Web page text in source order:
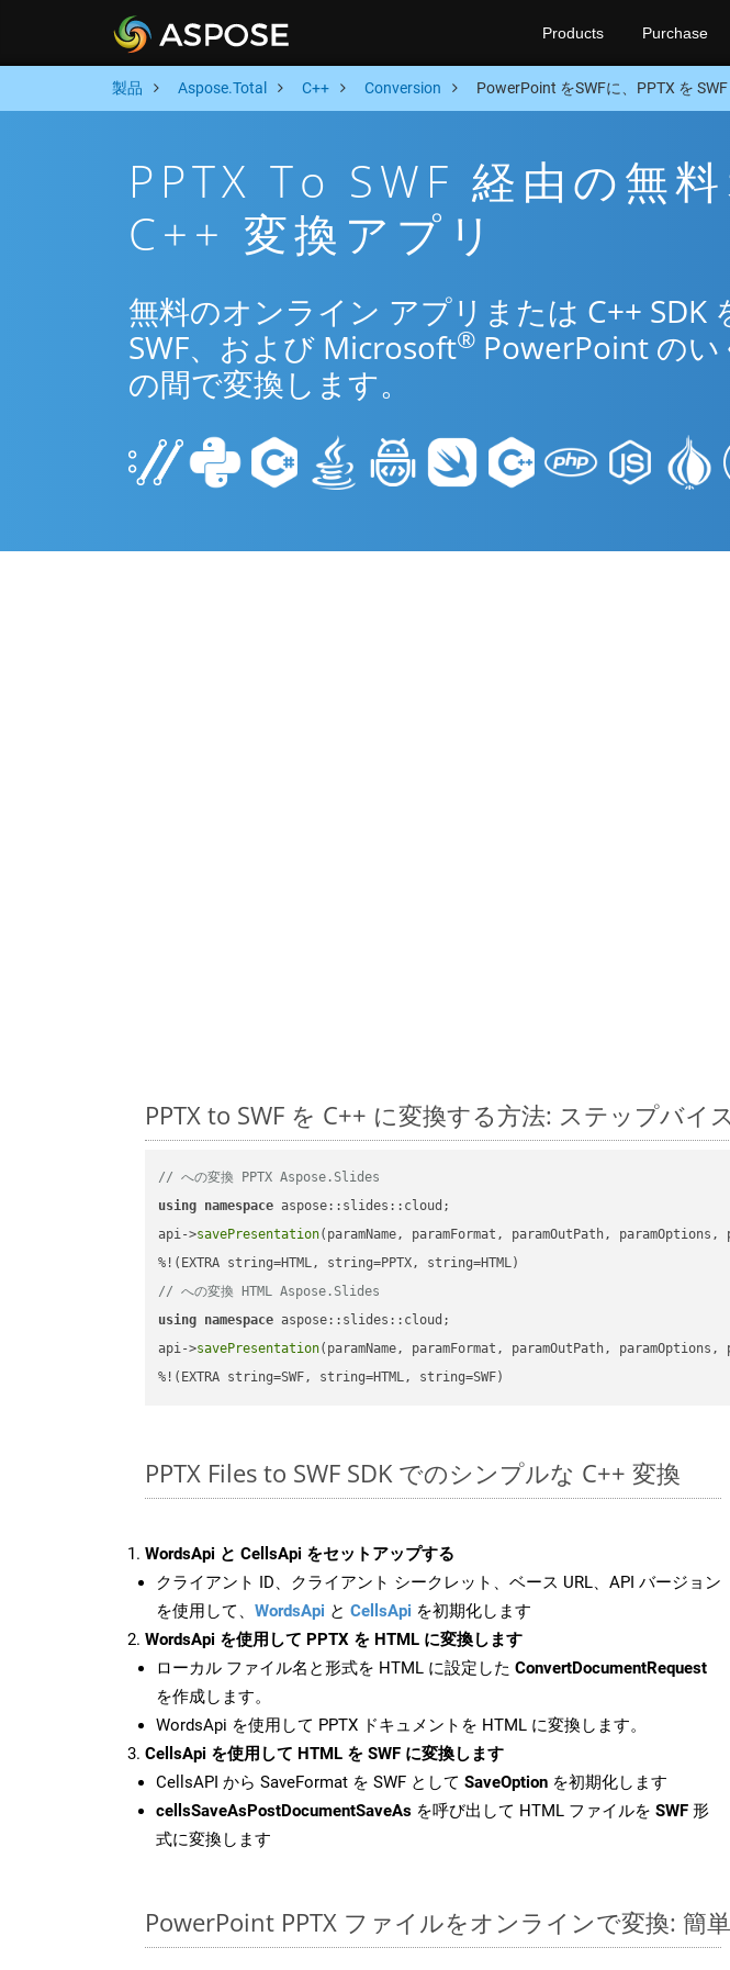
Products Purchase
製品 Aspose.Total C++ Conversion PowerPoint をSWFに、PPTX を
PPTX To SWF 経由の無
C++ 変換アプリ
無料のオンライン アプリまたは C++ SDK
SWF、および Microsoft® PowerPoint の
の間で変換します。
PPTX to SWF を C++ に変換する方法: ステップバイ
// への変換 PPTX Aspose.Slides
using namespace aspose::slides::cloud;
api->savePresentation(paramName, paramFormat, paramOutPath,
// への変換 HTML Aspose.Slides
using namespace aspose::slides::cloud;
api->savePresentation(paramName, paramFormat, paramOutPath,
%!(EXTRA string=SWF, string=HTML, string=SWF)
PPTX Files to SWF SDK でのシンプルな C++ 変換
WordsApi と CellsApi をセットアップする
クライアント ID、クライアント シークレット、ベース URL、API バージョン
を使用して、 WordsApi と CellsApi を初期化します
WordsApi を使用して PPTX を HTML に変換します
ローカル ファイル名と形式を HTML に設定した ConvertDocumentRequest
を作成します。
WordsApi を使用して PPTX ドキュメントを HTML に変換します。
CellsApi を使用して HTML を SWF に変換します
CellsAPI から SaveFormat を SWF として SaveOption を初期化します
cellsSaveAsPostDocumentSaveAs を呼び出して HTML ファイルを SWF 形
式に変換します
PowerPoint PPTX ファイルをオンラインで変換: 簡